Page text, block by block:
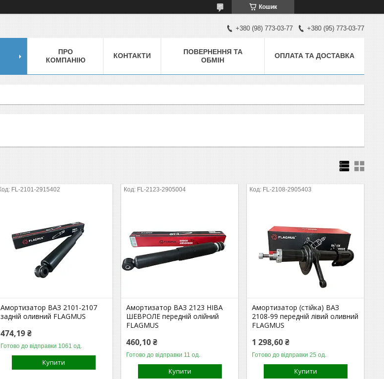
Кошик
+380 (98) 773-03-77 +380 (95) 773-03-77
ПРО
КОМПАНІЮ
КОНТАКТИ
ПОВЕРНЕННЯ ТА
ОБМІН
ОПЛАТА ТА ДОСТАВКА
FL-2101-2915402
Амортизатор ВАЗ 2101-2107
задній оливний FLAGMUS
474,19 ₴
Готово до відправки 1061 од.
Купити
FL-2123-2905004
Амортизатор ВАЗ 2123 НІВА
ШЕВРОЛЕ передній олійний
FLAGMUS
460,10 ₴
Готово до відправки 11 од.
Купити
FL-2108-2905403
Амортизатор (стійка) ВАЗ
2108-99 передній лівий оливний
FLAGMUS
1 298,60 ₴
Готово до відправки 25 од.
Купити